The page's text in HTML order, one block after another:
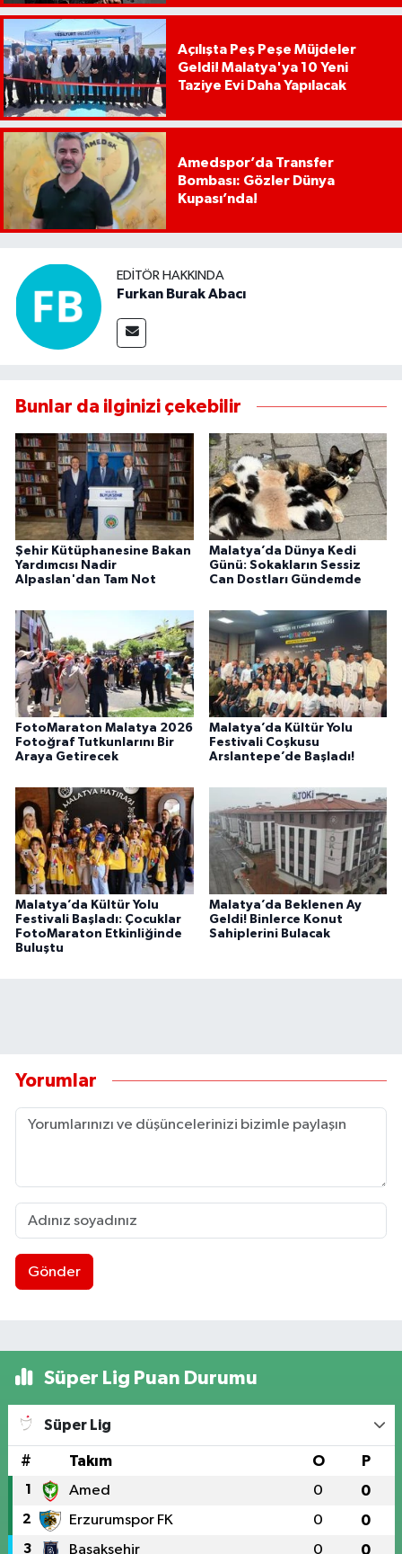
Açılışta Peş Peşe Müjdeler
Geldi! Malatya'ya 10 Yeni
Taziye Evi Daha Yapılacak
Amedspor’da Transfer
Bombası: Gözler Dünya
Kupası’nda!
EDITÖR HAKKINDA
Furkan Burak Abacı
Bunlar da ilginizi çekebilir
Şehir Kütüphanesine Bakan
Yardımcısı Nadir
Alpaslan'dan Tam Not
Malatya’da Dünya Kedi
Günü: Sokakların Sessiz
Can Dostları Gündemde
FotoMaraton Malatya 2026
Fotoğraf Tutkunlarını Bir
Araya Getirecek
Malatya’da Kültür Yolu
Festivali Coşkusu
Arslantepe’de Başladı!
Malatya’da Kültür Yolu
Festivali Başladı: Çocuklar
FotoMaraton Etkinliğinde
Buluştu
Malatya’da Beklenen Ay
Geldi! Binlerce Konut
Sahiplerini Bulacak
Yorumlar
Gönder
Süper Lig Puan Durumu
Süper Lig
# Takım O P
1 Amed 0 0
2 Erzurumspor FK 0 0
3 Başakşehir 0 0